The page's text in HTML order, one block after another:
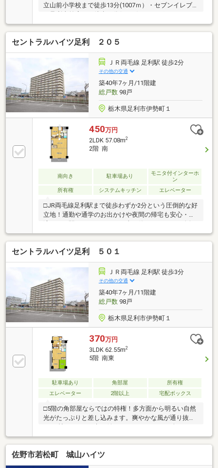
立山前小学校まで徒歩13分(1007ｍ）・セブンイレブ
ン足利山前店まで徒歩５分(373m)・ヤマグチスーパー
山前店まで徒歩13分(1012m)≪物件についてのお問い
合わせ・詳細な資料のご請求など≫※お電話の場合：
TEL 0800-603-1644（通話無料）※メールの場合：【資
料請求】からお気軽にどうぞ！・現況有姿にて引渡
し・組合費200円／月・通信費200円／月（居住されな
い方）※駐車場の空きは要確認となります。
セントラルハイツ足利 ２０５
ＪＲ両毛線 足利駅 徒歩2分
その他の交通
築40年7ヶ月/11階建
総戸数98戸
栃木県足利市伊勢町１
450万円
2LDK 57.08m2
2階 南
南向き 駐車場あり
モニタ付インターホ
ン
所有権
システムキッチン エレベーター
□JR両毛線足利駅まで徒歩わずか2分という圧倒的な好
立地！通勤や通学のお出かけや夜間の帰宅も安心・快
適です。駅チカだからこそ、車を使わない日でも身軽
でフットワーク軽く動ける便利な住環境が叶います。
□約18.2帖の広々としたLDKに加え、南面にはなんと12
帖の洋室をご用意！ベッドや大きなソファ、ワークデ
スクなどを置いてもゆとりがあり、ワンランク上の開
放的で贅沢なプライベート空間を満喫できます。
□SRC造11階建ての2階部分、バルコニーは大変人気の
高い南向きです！お部屋全体にたっぷりの陽光が差し
込み、お洗濯物が乾きやすいのはもちろん、明るく温
かみのある心地よい住空間を作り出します。
セントラルハイツ足利 ５０１
ＪＲ両毛線 足利駅 徒歩3分
その他の交通
築40年7ヶ月/11階建
総戸数98戸
栃木県足利市伊勢町１
370万円
3LDK 62.55m2
5階 南東
駐車場あり 角部屋
所有権
エレベーター
2階以上 宅配ボックス
□5階の角部屋ならではの特権！多方面から明るい自然
光がたっぷりと差し込みます。爽やかな風が通り抜け
がら、家族で清々しい一日をスタートできます。□毎
日の通勤や通学に便利な駅徒歩３分の好立地！朝の時
間にゆとりが生まれ、ご家族とゆっくり朝食を楽しめ
ます。駅チカなので、雨の日のお出かけや遅い時間の
佐野市若松町 城山ハイツ